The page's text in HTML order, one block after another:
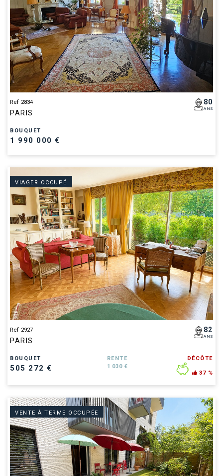
Ref 2834
PARIS
80
ANS
BOUQUET
1 990 000 €
VIAGER OCCUPÉ
Ref 2927
PARIS
82
ANS
BOUQUET
505 272 €
RENTE
1 030 €
DÉCÔTE
37 %
VENTE À TERME OCCUPÉE